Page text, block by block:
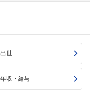
出世
年収・給与